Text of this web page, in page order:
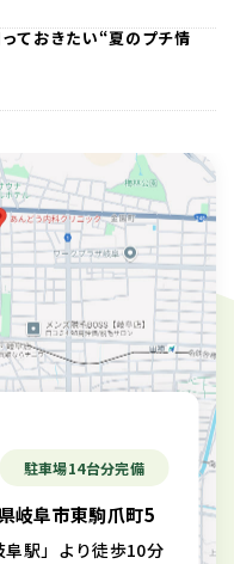
ておきたい“夏のプチ情
駐車場14台分完備
岐阜市東駒爪町5
駅」より徒歩10分